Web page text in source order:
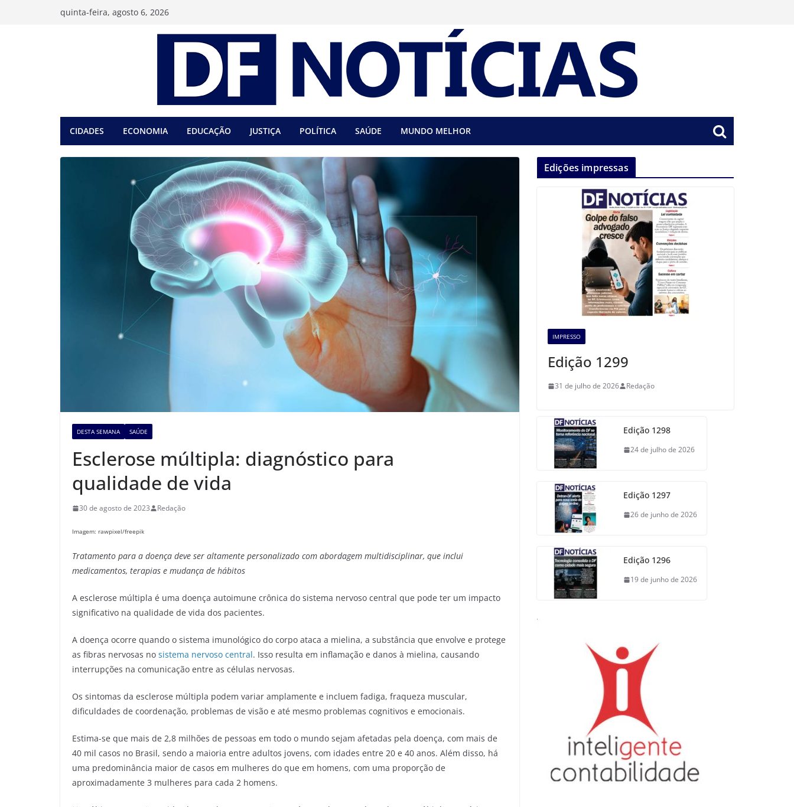
quinta-feira, agosto 6, 2026
CIDADES ECONOMIA EDUCAÇÃO JUSTIÇA POLÍTICA SAÚDE MUNDO MELHOR
DESTA SEMANA SAÚDE
Esclerose múltipla: diagnóstico para
qualidade de vida
30 de agosto de 2023 Redação
Imagem: rawpixel/freepik
Tratamento para a doença deve ser altamente personalizado com abordagem multidisciplinar, que inclui
medicamentos, terapias e mudança de hábitos
A esclerose múltipla é uma doença autoimune crônica do sistema nervoso central que pode ter um impacto
significativo na qualidade de vida dos pacientes.
A doença ocorre quando o sistema imunológico do corpo ataca a mielina, a substância que envolve e protege
as fibras nervosas no sistema nervoso central. Isso resulta em inflamação e danos à mielina, causando
interrupções na comunicação entre as células nervosas.
Os sintomas da esclerose múltipla podem variar amplamente e incluem fadiga, fraqueza muscular,
dificuldades de coordenação, problemas de visão e até mesmo problemas cognitivos e emocionais.
Estima-se que mais de 2,8 milhões de pessoas em todo o mundo sejam afetadas pela doença, com mais de
40 mil casos no Brasil, sendo a maioria entre adultos jovens, com idades entre 20 e 40 anos. Além disso, há
uma predominância maior de casos em mulheres do que em homens, com uma proporção de
aproximadamente 3 mulheres para cada 2 homens.
Edições impressas
IMPRESSO
Edição 1299
31 de julho de 2026 Redação
Edição 1298
24 de julho de 2026
Edição 1297
26 de junho de 2026
Edição 1296
19 de junho de 2026